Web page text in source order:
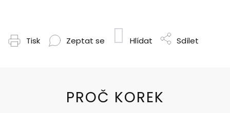
Tisk Zeptat se Hlídat Sdílet